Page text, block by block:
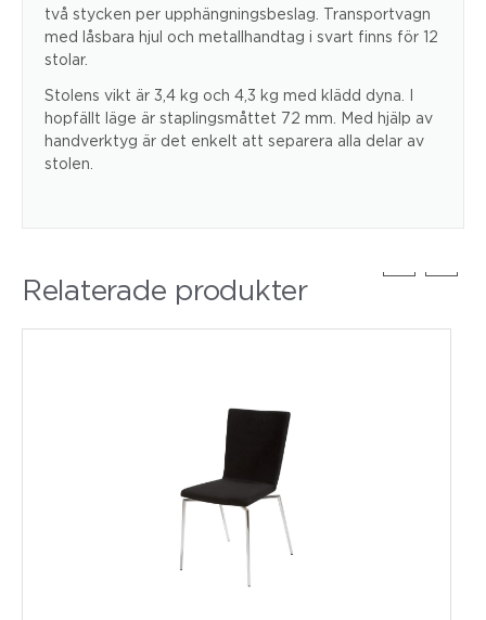
två stycken per upphängningsbeslag. Transportvagn
med låsbara hjul och metallhandtag i svart finns för 12
stolar.
Stolens vikt är 3,4 kg och 4,3 kg med klädd dyna. I
hopfällt läge är staplingsmåttet 72 mm. Med hjälp av
handverktyg är det enkelt att separera alla delar av
stolen.
Relaterade produkter